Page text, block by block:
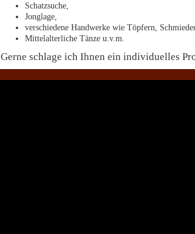
Schatzsuche,
Jonglage,
verschiedene Handwerke wie Töpfern,
Mittelalterliche Tänze u.v.m.
Gerne schlage ich Ihnen ein individuelles